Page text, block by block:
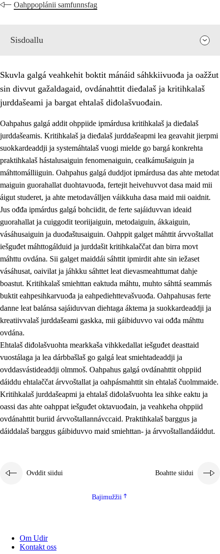
Oahppoplánii samfunnsfag
Sisdoallu
1. Oahpahusa árvovuođđu
1.1 Olmmošárvu
1.2 Identitehta ja kultuvrralaš girjáivuohta
1.3 Kritihkalaš jurddašeapmi ja ehtalaš diđolašvuohta
1.4 Hutkanillu, beroštupmi ja suokkardanhuovva
1.5 Luondduákten ja birasdiđolašvuohta
1.6 Demokratiija ja mielváikkuheapmi
Skuvla galgá veahkehit boktit mánáid sáhkkiivuođa ja oažžut
sin divvut gažaldagaid, ovdánahttit dieđalaš ja kritihkalaš
jurddašeami ja bargat ehtalaš diđolašvuođain.
Oahpahus galgá addit ohppiide ipmárdusa kritihkalaš ja dieđalaš
jurddašeamis. Kritihkalaš ja dieđalaš jurddašeapmi lea geavahit jierpmi
suokkardeaddji ja systemáhtalaš vuogi mielde go bargá konkrehta
praktihkalaš hástalusaiguin fenomenaiguin, cealkámušaiguin ja
máhttomálliiguin. Oahpahus galgá duddjot ipmárdusa das ahte metodat
maiguin guorahallat duohtavuođa, fertejit heivehuvvot dasa maid mii
áigut studeret, ja ahte metodaválljen váikkuha dasa maid mii oaidnit.
Jus ođđa ipmárdus galgá bohciidit, de ferte sajáiduvvan ideaid
guorahallat ja cuiggodit teoriijaiguin, metodaiguin, ákkaiguin,
vásáhusaiguin ja duođaštusaiguin. Oahppit galget máhttit árvvoštallat
iešguđet máhttogálduid ja jurddašit kritihkalaččat dan birra movt
máhttu ovdána. Sii galget maiddái sáhttit ipmirdit ahte sin iežaset
vásáhusat, oaivilat ja jáhkku sáhttet leat dievasmeahttumat dahje
boastut. Kritihkalaš smiehttan eaktuda máhtu, muhto sáhttá seammás
buktit eahpesihkarvuođa ja eahpediehttevašvuođa. Oahpahusas ferte
danne leat balánsa sajáiduvvan diehtaga áktema ja suokkardeaddji ja
kreatiivvalaš jurddašeami gaskka, mii gáibiduvvo vai ođđa máhttu
ovdána.
Ehtalaš diđolašvuohta mearkkaša vihkkedallat iešguđet deasttaid
vuostálaga ja lea dárbbašlaš go galgá leat smiehtadeaddji ja
ovddasvástideaddji olmmoš. Oahpahus galgá ovdánahttit ohppiid
dáiddu ehtalaččat árvvoštallat ja oahpásmahttit sin ehtalaš čuolmmaide.
Kritihkalaš jurddašeapmi ja ehtalaš diđolašvuohta lea sihke eaktu ja
oassi das ahte oahppat iešguđet oktavuođain, ja veahkeha ohppiid
ovdánahttit buriid árvvoštallannávccaid. Praktihkalaš barggus ja
dáiddalaš barggus gáibiduvvo maid smiehttan- ja árvvoštallandáiddut.
Ovddit siidui Boahtte siidui
Bajimužžii
Om Udir
Kontakt oss